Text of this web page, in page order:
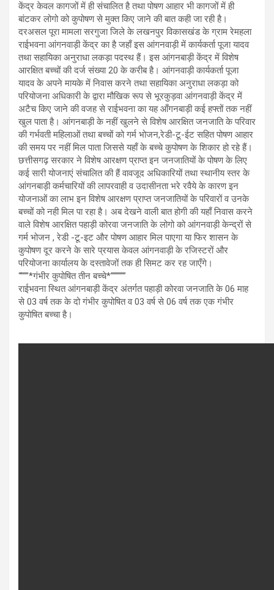
केंद्र केवल कागजों में ही संचालित है तथा पोषण आहार भी कागजों में ही
बांटकर लोगो को कुपोषण से मुक्त किए जाने की बात कही जा रही है।
दरअसल पूरा मामला सरगुजा जिले के लखनपुर विकासखंड के ग्राम रेमहला
राईभवना आंगनवाड़ी केंद्र का है जहाँ इस आंगनवाड़ी में कार्यकर्ता पूजा यादव
तथा सहायिका अनुराधा लकड़ा पदस्थ हैं। इस आंगनबाड़ी केंद्र में विशेष
आरक्षित बच्चों की दर्ज संख्या 20 के करीब है। आंगनवाड़ी कार्यकर्ता पूजा
यादव के अपने मायके में निवास करने तथा सहायिका अनुराधा लकड़ा को
परियोजना अधिकारी के द्वारा मौखिक रूप से भूरकुड़वा आंगनवाड़ी केंद्र में
अटैच किए जाने की वजह से राईभवना का यह आँगनबाड़ी कई हफ्तों तक नहीं
खुल पाता है। आंगनबाड़ी के नहीं खुलने से विशेष आरक्षित जनजाति के परिवार
की गर्भवती महिलाओं तथा बच्चों को गर्म भोजन,रेडी-टू-ईट सहित पोषण आहार
की समय पर नहीं मिल पाता जिससे यहाँ के बच्चे कुपोषण के शिकार हो रहे हैं।
छत्तीसगढ़ सरकार ने विशेष आरक्षण प्राप्त इन जनजातियों के पोषण के लिए
कई सारी योजनाएं संचालित की हैं वावजूद अधिकारियों तथा स्थानीय स्तर के
आंगनबाड़ी कर्मचारियों की लापरवाही व उदासीनता भरे रवैये के कारण इन
योजनाओं का लाभ इन विशेष आरक्षण प्राप्त जनजातियों के परिवारों व उनके
बच्चों को नही मिल पा रहा है। अब देखने वाली बात होगी की यहाँ निवास करने
वाले विशेष आरक्षित पहाड़ी कोरवा जनजाति के लोगो को आंगनवाड़ी केन्द्रों से
गर्म भोजन , रेडी -टू-इट और पोषण आहार मिल पाएगा या फिर शासन के
कुपोषण दूर करने के सारे प्रयास केवल आंगनवाड़ी के रजिस्टरों और
परियोजना कार्यालय के दस्तावेजों तक ही सिमट कर रह जाएँगे।
“”””*गंभीर कुपोषित तीन बच्चे*””””””
राईभवना स्थित आंगनबाड़ी केंद्र अंतर्गत पहाड़ी कोरवा जनजाति के 06 माह
से 03 वर्ष तक के दो गंभीर कुपोषित व 03 वर्ष से 06 वर्ष तक एक गंभीर
कुपोषित बच्चा है।